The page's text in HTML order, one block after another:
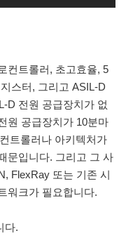
컨트롤러, 초고효율, 5
스터, 그리고 ASIL-D
D 전원 공급장치가 없
원 공급장치가 10분마
트롤러나 아키텍처가
문입니다. 그리고 그 사
FlexRay 또는 기존 시
워크가 필요합니다.
다.